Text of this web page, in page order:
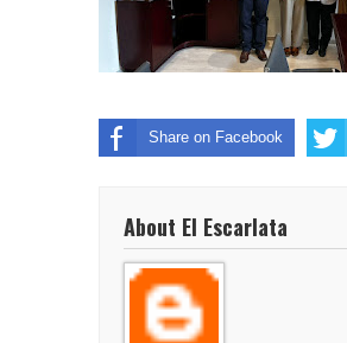
Share on Facebook
About El Escarlata